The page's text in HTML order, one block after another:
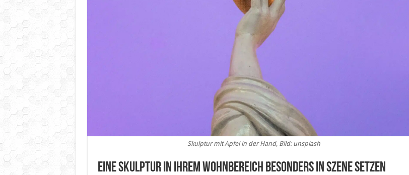
Skulptur mit Apfel in der Hand, Bild: unsplash
Eine Skulptur in Ihrem Wohnbereich besonders in Szene setzen